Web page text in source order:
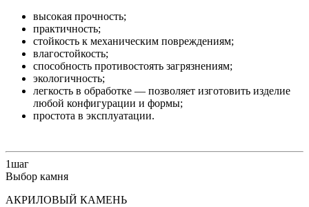
высокая прочность;
практичность;
стойкость к механическим повреждениям;
влагостойкость;
способность противостоять загрязнениям;
экологичность;
легкость в обработке — позволяет изготовить изделие
любой конфигурации и формы;
простота в эксплуатации.
1шаг
Выбор камня
АКРИЛОВЫЙ КАМЕНЬ